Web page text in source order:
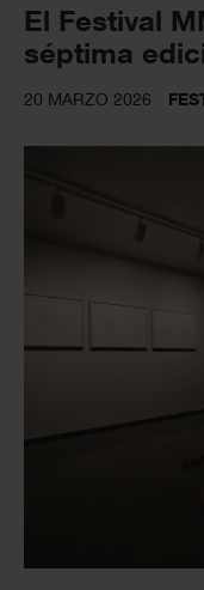
El Festival
séptima
20 MARZO 2026